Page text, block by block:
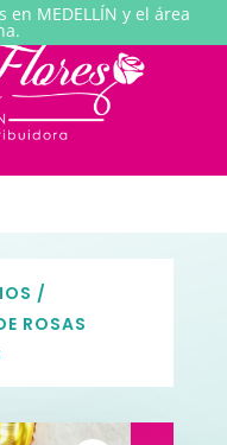
en MEDELLÍN y el área
/
ROSAS